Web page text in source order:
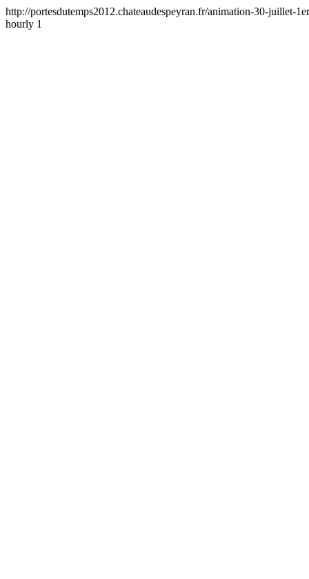
http://portesdutemps2012.chateaudespeyran.fr/animation-30-juillet-
hourly 1